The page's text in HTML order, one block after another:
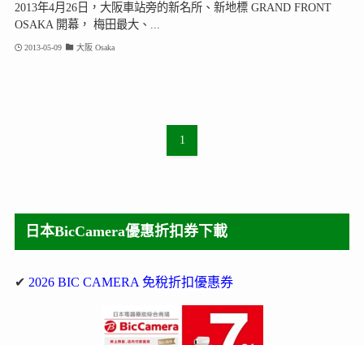
2013年4月26日，大阪車站旁的新名所、新地標 GRAND FRONT
OSAKA 開幕， 梅田最大、...
2013-05-09 大阪 Osaka
1
日本BicCamera優惠折扣券下載
✔ 2026 BIC CAMERA 免稅折扣優惠券